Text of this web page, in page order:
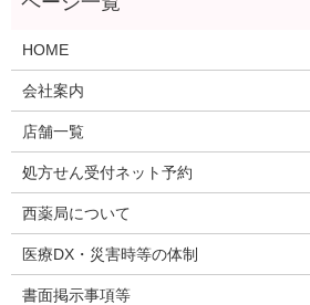
HOME
会社案内
店舗一覧
処方せん受付ネット予約
西薬局について
医療DX・災害時等の体制
書面掲示事項等